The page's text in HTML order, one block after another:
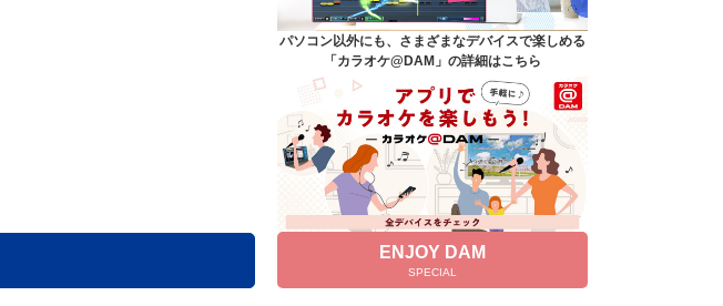
ユーザー検索
キャンペーン
よくあるご質問
DAMの新曲・ランキングなど
カラオケ最新情報をチェック！
パソコン以外にも、さまざまなデバイスで楽しめる
「カラオケ@DAM」の詳細はこちら
ENJOY DAM
SPECIAL